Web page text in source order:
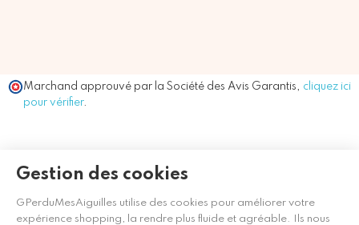
Gestion des cookies
GPerduMesAiguilles utilise des cookies pour améliorer votre
expérience shopping, la rendre plus fluide et agréable. Ils nous
Marchand approuvé par la Société des Avis Garantis, cliquez ici
pour vérifier.